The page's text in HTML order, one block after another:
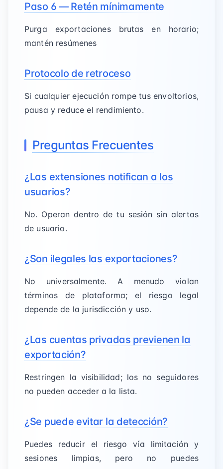
Paso 6 — Retén mínimamente
Purga exportaciones brutas en horario;
mantén resúmenes
Protocolo de retroceso
Si cualquier ejecución rompe tus envoltorios,
pausa y reduce el rendimiento.
Preguntas Frecuentes
¿Las extensiones notifican a los
usuarios?
No. Operan dentro de tu sesión sin alertas
de usuario.
¿Son ilegales las exportaciones?
No universalmente. A menudo violan
términos de plataforma; el riesgo legal
depende de la jurisdicción y uso.
¿Las cuentas privadas previenen la
exportación?
Restringen la visibilidad; los no seguidores
no pueden acceder a la lista.
¿Se puede evitar la detección?
Puedes reducir el riesgo vía limitación y
sesiones limpias, pero no puedes